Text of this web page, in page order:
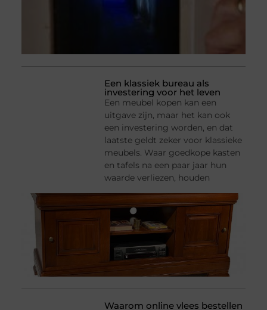
Een klassiek bureau als
investering voor het leven
Een meubel kopen kan een
uitgave zijn, maar het kan ook
een investering worden, en dat
laatste geldt zeker voor klassieke
meubels. Waar goedkope kasten
en tafels na een paar jaar hun
waarde verliezen, houden
Waarom online vlees bestellen